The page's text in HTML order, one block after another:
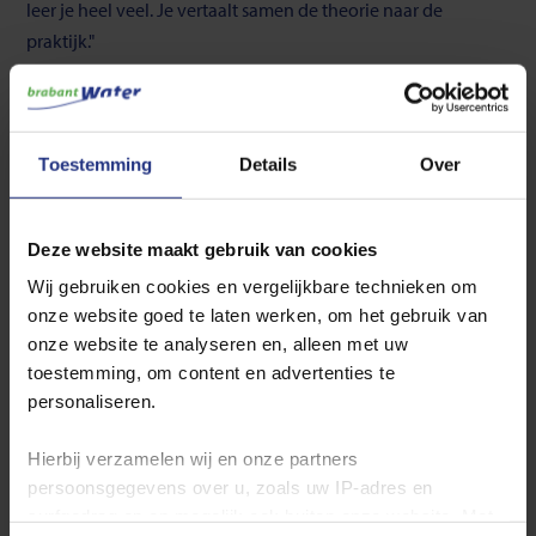
Toestemming Details Over
Deze website maakt gebruik van cookies
Wij gebruiken cookies en vergelijkbare technieken om
onze website goed te laten werken, om het gebruik van
onze website te analyseren en, alleen met uw
toestemming, om content en advertenties te
personaliseren.
Hierbij verzamelen wij en onze partners
persoonsgegevens over u, zoals uw IP‑adres en
leer je heel veel. Je vertaalt samen de theorie naar de
praktijk."
Farah-Addin Ajroud, leerling-monteur bij Brabant Water